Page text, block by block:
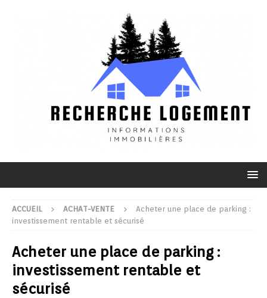
ACCUEIL ACHAT-VENTE
Acheter une place de parking :
investissement rentable et sécurisé
Acheter une place de parking :
investissement rentable et
sécurisé